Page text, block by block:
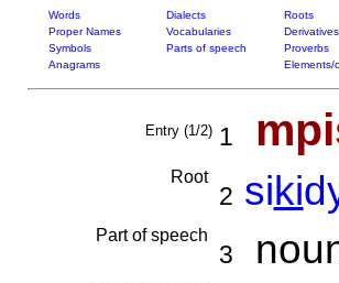
Words Dialects Roots
Proper Names
Vocabularies Derivatives
Symbols
Parts of speech Proverbs
Anagrams
Elements/
Entry (1/2) 1
Root
2 siki
Part of speech
3